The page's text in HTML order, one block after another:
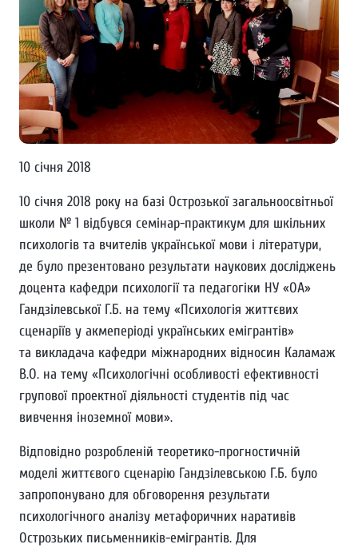
10 січня 2018
10 січня 2018 року на базі Острозької загальноосвітньої
школи № 1 відбувся семінар-практикум для шкільних
психологів та вчителів української мови і літератури,
де було презентовано результати наукових досліджень
доцента кафедри психології та педагогіки НУ «ОА»
Гандзілевської Г.Б. на тему «Психологія життєвих
сценаріїв у акмеперіоді українських емігрантів»
та викладача кафедри міжнародних відносин Каламаж
В.О. на тему «Психологічні особливості ефективності
групової проектної діяльності студентів під час
вивчення іноземної мови».
Відповідно розробленій теоретико-прогностичній
моделі життєвого сценарію Гандзілевською Г.Б. було
запропонувано для обговорення результати
психологічного аналізу метафоричних наративів
Острозьких письменників-емігрантів. Для